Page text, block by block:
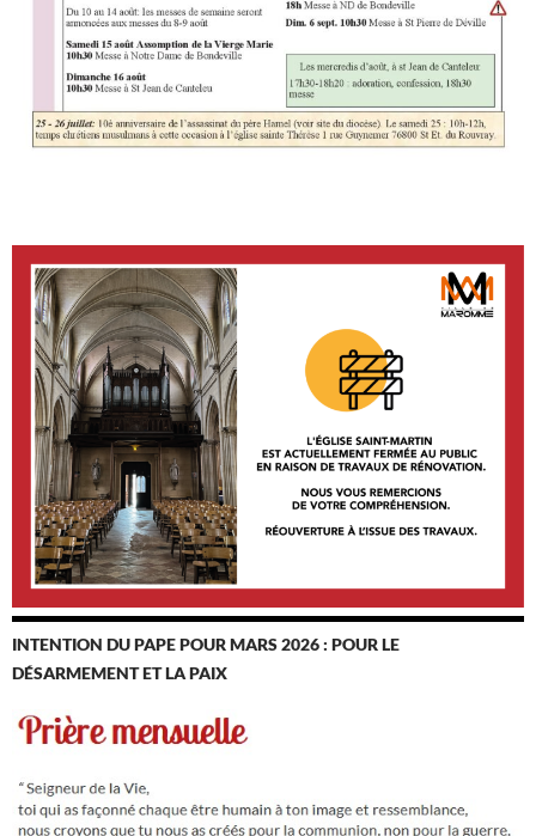
INTENTION DU PAPE POUR MARS 2026 : POUR LE
DÉSARMEMENT ET LA PAIX